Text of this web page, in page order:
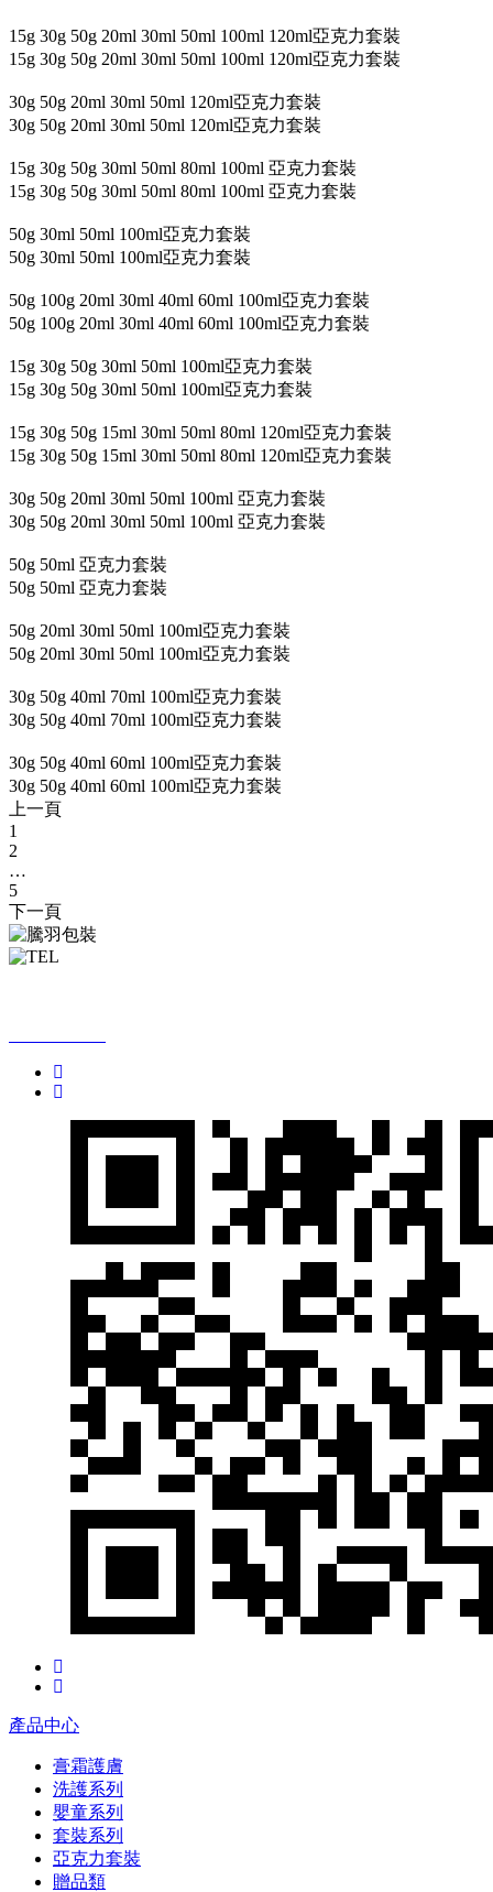
15g 30g 50g 20ml 30ml 50ml 100ml 120ml亞克力套裝
15g 30g 50g 20ml 30ml 50ml 100ml 120ml亞克力套裝
30g 50g 20ml 30ml 50ml 120ml亞克力套裝
30g 50g 20ml 30ml 50ml 120ml亞克力套裝
15g 30g 50g 30ml 50ml 80ml 100ml 亞克力套裝
15g 30g 50g 30ml 50ml 80ml 100ml 亞克力套裝
50g 30ml 50ml 100ml亞克力套裝
50g 30ml 50ml 100ml亞克力套裝
50g 100g 20ml 30ml 40ml 60ml 100ml亞克力套裝
50g 100g 20ml 30ml 40ml 60ml 100ml亞克力套裝
15g 30g 50g 30ml 50ml 100ml亞克力套裝
15g 30g 50g 30ml 50ml 100ml亞克力套裝
15g 30g 50g 15ml 30ml 50ml 80ml 120ml亞克力套裝
15g 30g 50g 15ml 30ml 50ml 80ml 120ml亞克力套裝
30g 50g 20ml 30ml 50ml 100ml 亞克力套裝
30g 50g 20ml 30ml 50ml 100ml 亞克力套裝
50g 50ml 亞克力套裝
50g 50ml 亞克力套裝
50g 20ml 30ml 50ml 100ml亞克力套裝
50g 20ml 30ml 50ml 100ml亞克力套裝
30g 50g 40ml 70ml 100ml亞克力套裝
30g 50g 40ml 70ml 100ml亞克力套裝
30g 50g 40ml 60ml 100ml亞克力套裝
30g 50g 40ml 60ml 100ml亞克力套裝
上一頁
1
2
…
5
下一頁
產品中心
膏霜護膚
洗護系列
嬰童系列
套裝系列
亞克力套裝
贈品類